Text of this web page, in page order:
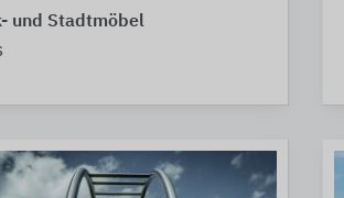
und Stadtmöbel